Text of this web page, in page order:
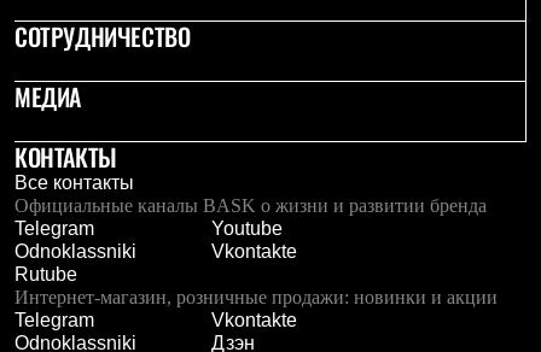
Комплект термобелья
Снаряжение
Палатки
Тенты
Аксессуары для палаток
Рюкзаки
Экспедиционные
Легкоходные
Альпинистские
Городские
Аксессуары для рюкзаков
Спальные мешки
Пуховые
Комбинированные
СОТРУДНИЧЕСТВО
МЕДИА
КОНТАКТЫ
Все контакты
Официальные каналы BASK о жизни и развитии бренда
Telegram
Youtube
Odnoklassniki
Vkontakte
Rutube
Интернет-магазин, розничные продажи: новинки и акции
Telegram
Vkontakte
Odnoklassniki
Дзэн